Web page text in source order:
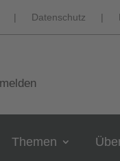
| Datenschutz |
Themen